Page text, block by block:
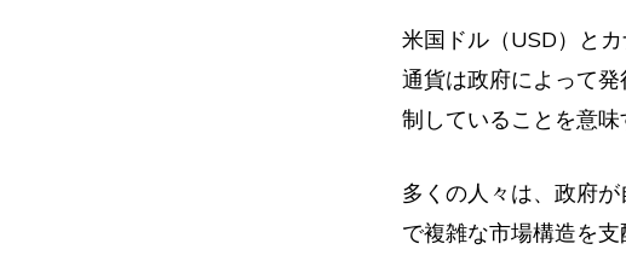
米国ドル（USD）と
通貨は政府によって
制していることを意味
多くの人々は、政府
で複雑な市場構造を